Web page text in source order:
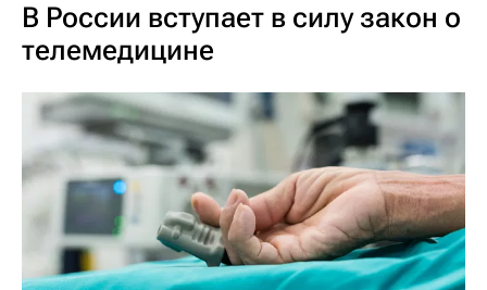
В России вступает в силу закон о
телемедицине